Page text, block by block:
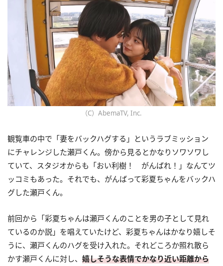
（C）AbemaTV, Inc.
観覧車の中で「妻をバックハグする」というラブミッション
にチャレンジした瀬戸くん。傍から見るとかなりソワソワし
ていて、スタジオからも「おい利樹！ がんばれ！」なんてツ
ッコミもあった。それでも、がんばって彩夏ちゃんをバックハ
グした瀬戸くん。
前回から「彩夏ちゃんは瀬戸くんのことを男の子として見れ
ているのか説」を唱えていたけど、彩夏ちゃんはかなり嬉しそ
うに、瀬戸くんのハグを受け入れた。それどころか照れ散ら
かす瀬戸くんに対し、 嬉しそうな表情でかなり近い距離から